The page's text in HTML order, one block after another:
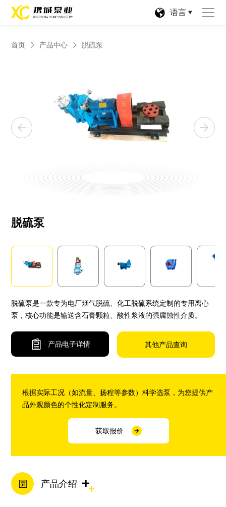
语言
首页 产品中心 脱硫泵
脱硫泵
脱硫泵是一款专为电厂烟气脱硫、化工脱硫系统定制的专用离心
泵，核心功能是输送含石膏颗粒、酸性浆液的强腐蚀性介质。
产品电子详情 其他产品查询
根据实际工况（如流量、扬程等参数）科学选泵，为您提供产
品外观颜色的个性化定制服务。
获取报价
产品介绍 +